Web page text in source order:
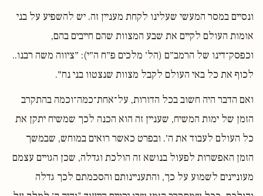
ונסיים במסר המעשי שעלינו לקחת מעניין זה. יש להשפיע על בני
אומות העולם לקיים את שבע המצוות שהם חייבים בהם,
וכפסק־דינו של הרמב״ם (הל׳ מלכים פ״ח ה״י): ״ציווה משה רבנו..
לכוף את כל באי העולם לקבל מצוות שנצטוו בני נח״.
ואם הדבר היה חשוב בכל הדורות, על־אחת־כמה־וכמה בהתקרב
הזמן של ימות המשיח, שעניין זה הוא הכנה לכך שמשיח יתקן את
כל העולם לעבוד את ה׳. ובפרט כאשר רואים במוחש, שבמשך
הזמן האפשרות לפעול בנושא זה הולכת וגדלה, שכן הגויים עצמם
מעוניינים לשמוע על כך, והתעניינותם והסכמתם לכך גדלה